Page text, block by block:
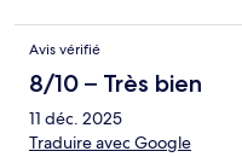
Avis vérifié
8/10 – Très bien
11 déc. 2025
Traduire avec Google